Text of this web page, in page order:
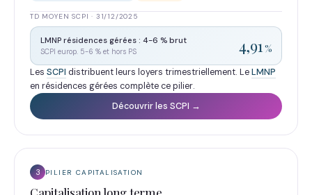
TD MOYEN SCPI · 31/12/2025
LMNP résidences gérées : 4-6 % brut
SCPI europ. 5-6 % et hors PS 4,91%
Les SCPI distribuent leurs loyers trimestriellement. LeLMNP
en résidences gérées complète ce pilier.
Découvrir les SCPI →
3 PILIER CAPITALISATION